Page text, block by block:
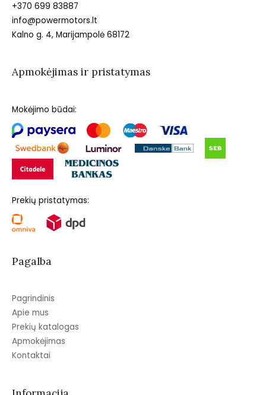
+370 699 83887
info@powermotors.lt
Kalno g. 4, Marijampolė 68172
Apmokėjimas ir pristatymas
Mokėjimo būdai:
Prekių pristatymas:
Pagalba
Pagrindinis
Apie mus
Prekių katalogas
Apmokėjimas
Kontaktai